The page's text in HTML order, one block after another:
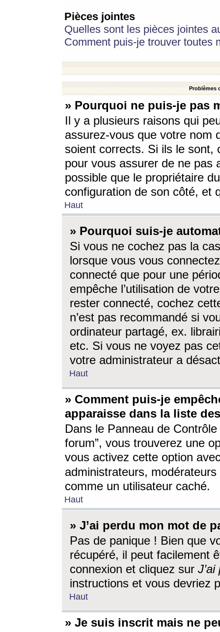
Pièces jointes
Quelles sont les pièces jointes
Comment puis-je trouver toutes
Problèmes
» Pourquoi ne puis-je pas
Il y a plusieurs raisons qui
assurez-vous que votre nom
soient corrects. Si ils le sont,
pour vous assurer de ne pas
possible que le propriétaire
configuration de son côté, et
Haut
» Pourquoi suis-je
Si vous ne cochez pas la
lorsque vous vous
connecté que pour une
empêche l’utilisation de
rester connecté, cochez
n’est pas recommandé si
ordinateur partagé, ex.
etc. Si vous ne voyez pas
votre administrateur a
Haut
» Comment puis-je
apparaisse dans la liste
Dans le Panneau de
forum”, vous trouverez une
vous activez cette option
administrateurs,
comme un utilisateur caché.
Haut
» J’ai perdu mon mot de
Pas de panique ! Bien que
récupéré, il peut facilement
connexion et cliquez sur
instructions et vous devriez
Haut
» Je suis inscrit mais ne